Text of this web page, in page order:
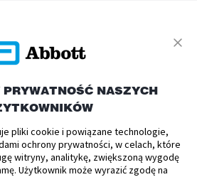
wyrób
go
NASZYCH
pliki cookie i powiązane technologie,
ochrony prywatności, w celach, które
witryny, analitykę, zwiększoną wygodę
Użytkownik może wyrazić zgodę na